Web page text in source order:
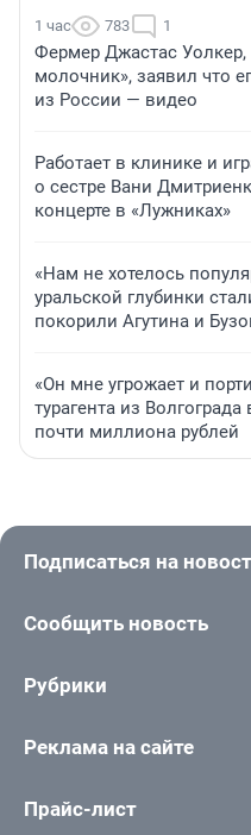
1 час 783 1
Фермер Джастас
молочник», заявил что
из России — видео
Работает в клинике и
о сестре Вани
концерте в «Лужниках»
«Нам не хотелось
уральской глубинки
покорили Агутина и
«Он мне угрожает и
турагента из
почти миллиона рублей
Подписаться на
Сообщить новость
Рубрики
Реклама на сайте
Прайс-лист